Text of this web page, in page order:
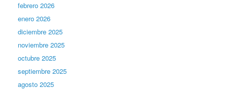
febrero 2026
enero 2026
diciembre 2025
noviembre 2025
octubre 2025
septiembre 2025
agosto 2025